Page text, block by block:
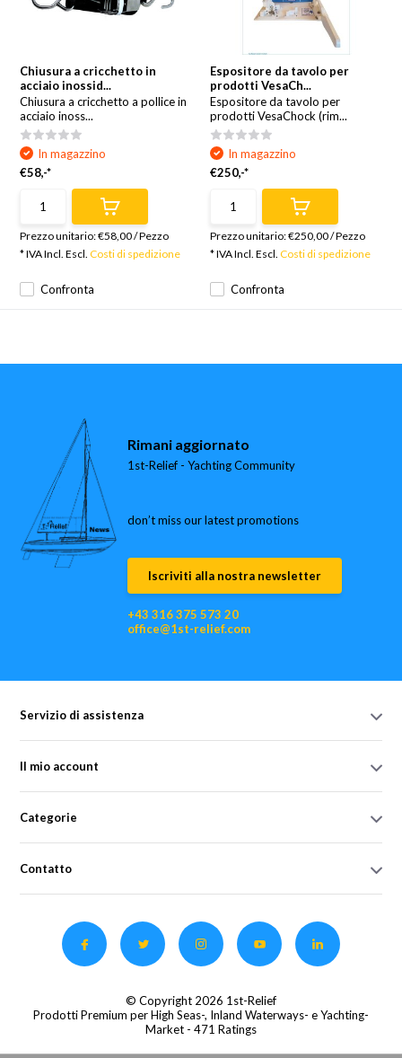
Chiusura a cricchetto in
acciaio inossid...
Chiusura a cricchetto a pollice in
acciaio inoss...
Confronta
In magazzino
€58,-*
Prezzo unitario:€58,00/Pezzo
* IVA Incl. Escl.Costi di spedizione
Espositore da tavolo per
prodotti VesaCh...
Espositore da tavolo per
prodotti VesaChock (rim...
Confronta
In magazzino
€250,-*
Prezzo unitario:€250,00/Pezzo
* IVA Incl. Escl. Costi di spedizione
Rimani aggiornato
1st-Relief - Yachting Community
don’t miss our latest promotions
Iscriviti alla nostra newsletter
+43 316 375 573 20
office@1st-relief.com
Servizio di assistenza
Il mio account
Categorie
Contatto
© Copyright 2026 1st-Relief
Prodotti Premium per High Seas-, Inland Waterways- e Yachting-
Market - 471 Ratings